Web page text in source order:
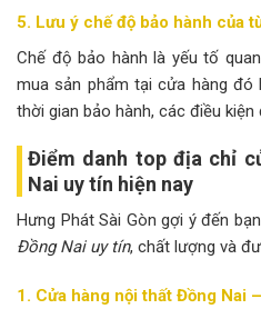
5. Lưu ý chế độ bảo hành của
Chế độ bảo hành là yếu tố
mua sản phẩm tại cửa hàng đó
thời gian bảo hành, các điều kiện
Điểm danh top địa chỉ
Nai uy tín hiện nay
Hưng Phát Sài Gòn gợi ý đến
Đồng Nai uy tín, chất lượng và
1. Cửa hàng nội thất Đồng Nai